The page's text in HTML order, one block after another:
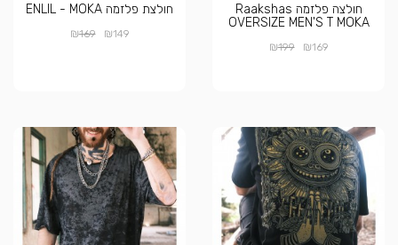
חולצה פלזמה Raakshas
OVERSIZE MEN'S T MOKA
₪169
₪199
חולצת פלזמה ENLIL - MOKA
₪149
₪169